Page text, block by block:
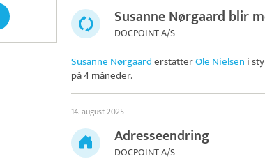
Susanne Nørgaard blir
DOCPOINT A/S
Susanne NørgaarderstatterOle Nielsen i
på 4 måneder.
14. august 2025
Adresseendring
DOCPOINT A/S